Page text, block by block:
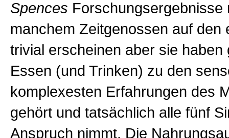
Spences Forschungsergebnisse
manchem Zeitgenossen auf den
trivial erscheinen aber sie haben
Essen (und Trinken) zu den
komplexesten Erfahrungen des
gehört und tatsächlich alle fünf
Anspruch nimmt. Die